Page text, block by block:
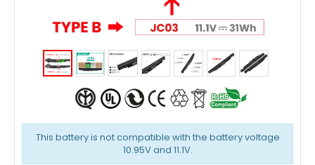
This battery is not compatible with the battery voltage
10.95V and 11.1V.